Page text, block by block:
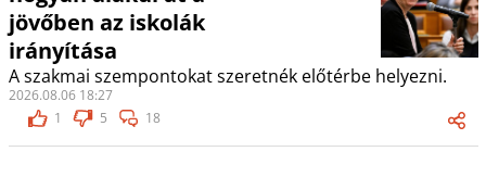
jövőben az iskolák
irányítása
A szakmai szempontokat szeretnék előtérbe helyezni.
2026.08.06 18:27
1
5 18